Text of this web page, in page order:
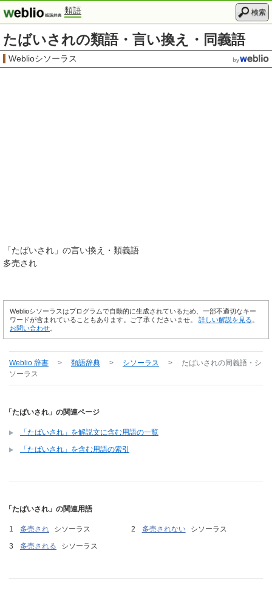
類語 検索
たばいされの類語・言い換え・同義語
Weblioシソーラス
「たばいされ 」の言い換え・類義語
多売され
Weblioシソーラスはプログラムで自動的に生成されているため、一部不適切なキー
ワードが含まれていることもあります。ご了承くださいませ。 詳しい解説を見る
お問い合わせ
Weblio 辞書 > 類語辞典 > シソーラス > たばいされの同義語・シ
ソーラス
「たばいされ」の関連ページ
「たばいされ」を解説文に含む用語の一覧
「たばいされ」を含む用語の索引
「たばいされ」の関連用語
多売され シソーラス 多売されない
シソーラス
多売される
シソーラス